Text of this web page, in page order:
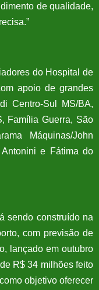
de qualidade,
do Hospital de
apoio de grandes
Centro-Sul MS/BA,
Família Guerra, São
Máquinas/John
Antonini e Fátima do
sendo construído na
com previsão de
lançado em outubro
R$ 34 milhões feito
objetivo oferecer